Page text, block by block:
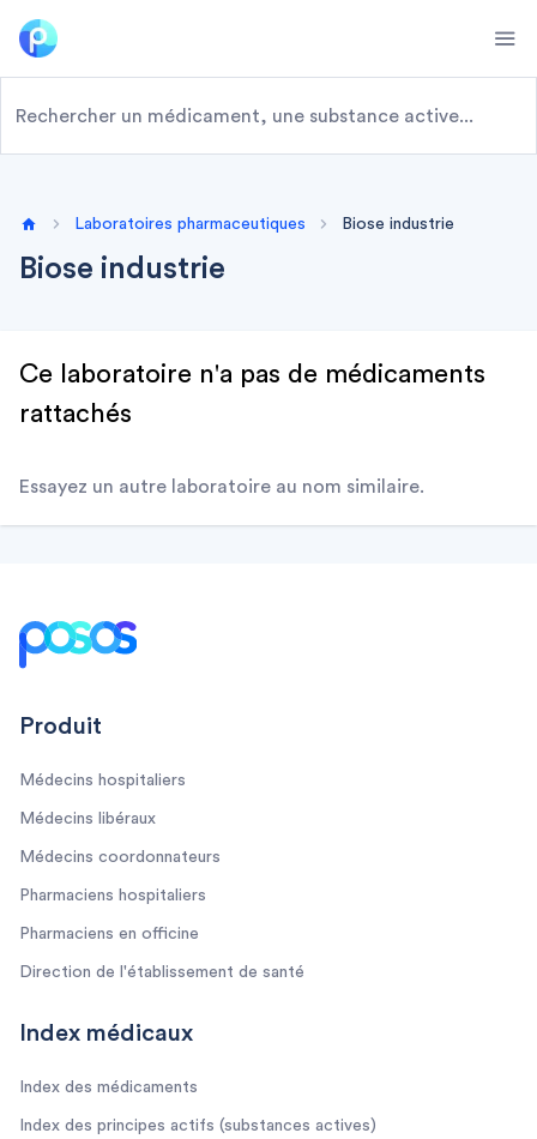
Home
Laboratoires pharmaceutiques Biose industrie
Biose industrie
Ce laboratoire n'a pas de médicaments
rattachés
Essayez un autre laboratoire au nom similaire.
Produit
Médecins hospitaliers
Médecins libéraux
Médecins coordonnateurs
Pharmaciens hospitaliers
Pharmaciens en officine
Direction de l'établissement de santé
Index médicaux
Index des médicaments
Index des principes actifs (substances actives)